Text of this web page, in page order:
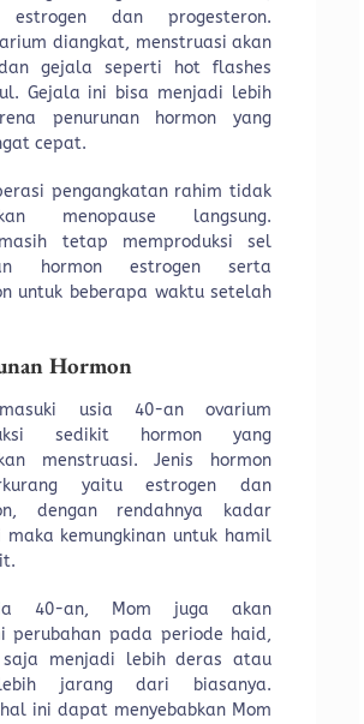
estrogen dan progesteron.
diangkat, menstruasi akan
gejala seperti hot flashes
Gejala ini bisa menjadi lebih
penurunan hormon yang
cepat.
pengangkatan rahim tidak
menopause langsung.
tetap memproduksi sel
hormon estrogen serta
untuk beberapa waktu setelah
Hormon
usia 40-an ovarium
sedikit hormon yang
menstruasi. Jenis hormon
yaitu estrogen dan
dengan rendahnya kadar
maka kemungkinan untuk hamil
40-an, Mom juga akan
perubahan pada periode haid,
menjadi lebih deras atau
jarang dari biasanya.
ini dapat menyebabkan Mom